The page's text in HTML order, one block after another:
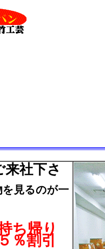
社下さ
るのが一
ち帰り
割引